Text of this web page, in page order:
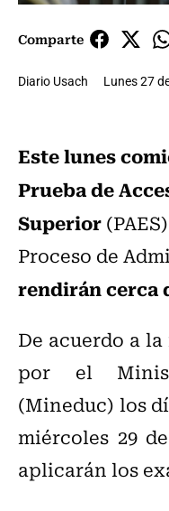
Comparte
Diario Usach Lunes 27
Este lunes
Prueba de
Superior
Proceso de
rendirán cerca
De acuerdo a
por el
(Mineduc) los
miércoles 29
aplicarán los